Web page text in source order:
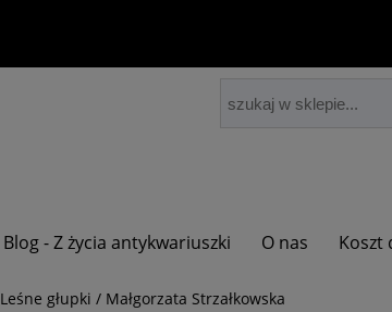
Blog - Z życia antykwariuszki O nas Koszt
Leśne głupki / Małgorzata Strzałkowska